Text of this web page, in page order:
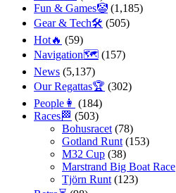
Fun & Games🤡 (1,185)
Gear & Tech🛠 (505)
Hot🔥 (59)
Navigation🗺 (157)
News (5,137)
Our Regattas🏆 (302)
People👩 (184)
Races🏁 (503)
Bohusracet (78)
Gotland Runt (153)
M32 Cup (38)
Marstrand Big Boat Race
Tjörn Runt (123)